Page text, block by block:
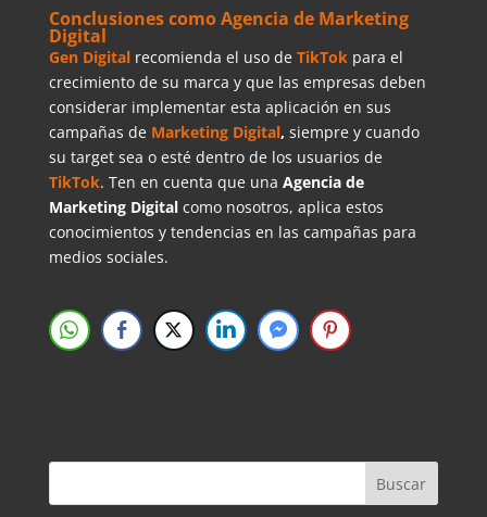
Conclusiones como Agencia de Marketing
Digital
Gen Digitalrecomienda el uso de TikTokpara el
crecimiento de su marca y que las empresas deben
considerar implementar esta aplicación en sus
campañas de Marketing Digital, siempre y cuando
su target sea o esté dentro de los usuarios de
TikTok. Ten en cuenta que una Agencia de
Marketing Digital como nosotros, aplica estos
conocimientos y tendencias en las campañas para
medios sociales.